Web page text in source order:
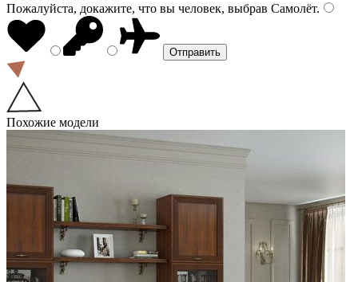
Пожалуйста, докажите, что вы человек, выбрав Самолёт.
Похожие модели